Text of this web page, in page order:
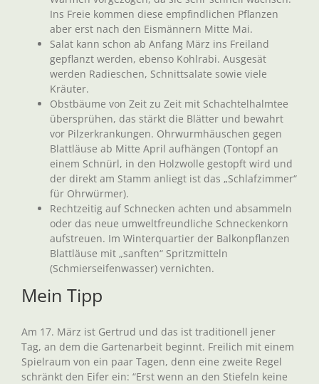
Ins Freie kommen diese empfindlichen Pflanzen
aber erst nach den Eismännern Mitte Mai.
Salat kann schon ab Anfang März ins Freiland
gepflanzt werden, ebenso Kohlrabi. Ausgesät
werden Radieschen, Schnittsalate sowie viele
Kräuter.
Obstbäume von Zeit zu Zeit mit Schachtelhalmtee
übersprühen, das stärkt die Blätter und bewahrt
vor Pilzerkrankungen. Ohrwurmhäuschen gegen
Blattläuse ab Mitte April aufhängen (Tontopf an
einem Schnürl, in den Holzwolle gestopft wird und
der direkt am Stamm anliegt ist das „Schlafzimmer“
für Ohrwürmer).
Rechtzeitig auf Schnecken achten und absammeln
oder das neue umweltfreundliche Schneckenkorn
aufstreuen. Im Winterquartier der Balkonpflanzen
Blattläuse mit „sanften“ Spritzmitteln
(Schmierseifenwasser) vernichten.
Mein Tipp
Am 17. März ist Gertrud und das ist traditionell jener
Tag, an dem die Gartenarbeit beginnt. Freilich mit einem
Spielraum von ein paar Tagen, denn eine zweite Regel
schränkt den Eifer ein: “Erst wenn an den Stiefeln keine